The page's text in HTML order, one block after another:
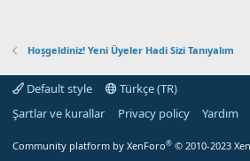
Hoşgeldiniz! Yeni Üyeler Hadi Sizi Tanıyalım
Default style
Türkçe (TR)
Şartlar ve kurallar
Privacy policy Yardım
Community platform by XenForo® © 2010-2023